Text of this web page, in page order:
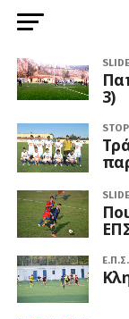
3)